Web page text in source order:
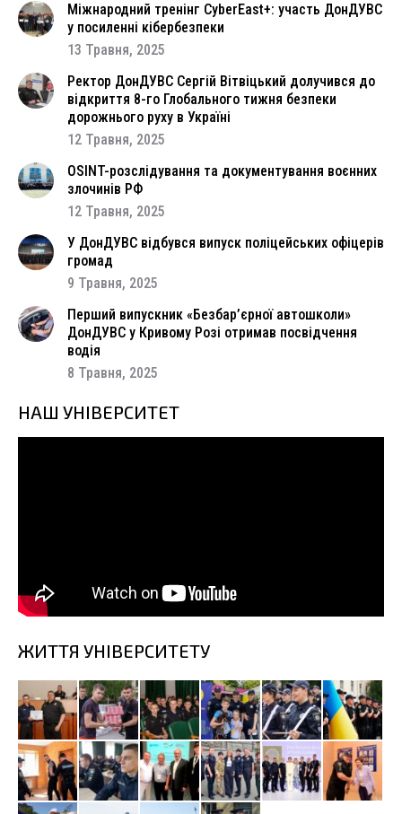
Міжнародний тренінг CyberEast+: участь ДонДУВС
у посиленні кібербезпеки
13 Травня, 2025
Ректор ДонДУВС Сергій Вітвіцький долучився до
відкриття 8-го Глобального тижня безпеки
дорожнього руху в Україні
12 Травня, 2025
OSINT-розслідування та документування воєнних
злочинів РФ
12 Травня, 2025
У ДонДУВС відбувся випуск поліцейських офіцерів
громад
9 Травня, 2025
Перший випускник «Безбар’єрної автошколи»
ДонДУВС у Кривому Розі отримав посвідчення
водія
8 Травня, 2025
НАШ УНІВЕРСИТЕТ
ЖИТТЯ УНІВЕРСИТЕТУ